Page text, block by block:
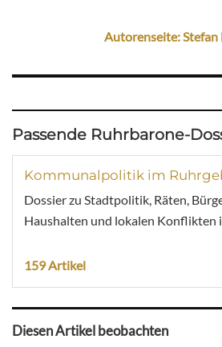
Autorenseite: Stefan
Passende Ruhrbarone-
Kommunalpolitik im
Dossier zu Stadtpolitik, Räten,
Haushalten und lokalen Konflikten
159 Artikel
Diesen Artikel beobachten